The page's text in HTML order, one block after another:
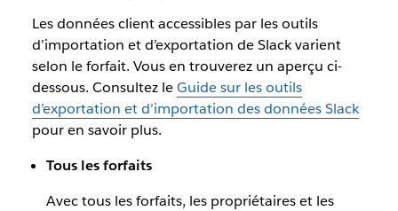
Les données client accessibles par les outils
d’importation et d’exportation de Slack varient
selon le forfait. Vous en trouverez un aperçu ci-
dessous. Consultez leGuide sur les outils
d’exportation et d’importation des données Slack
pour en savoir plus.
Tous les forfaits
Avec tous les forfaits, les propriétaires et les